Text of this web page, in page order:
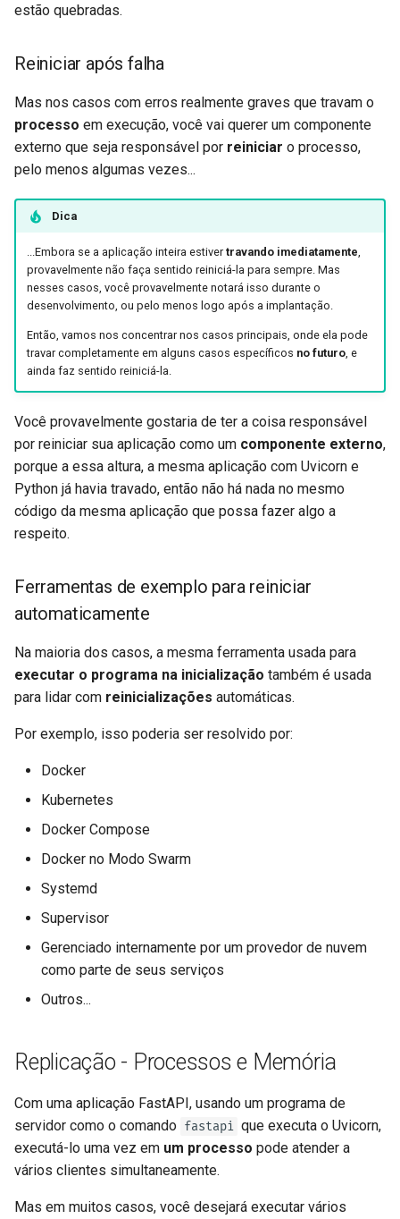
estão quebradas.
Reiniciar após falha
Mas nos casos com erros realmente graves que travam o
processo em execução, você vai querer um componente
externo que seja responsável por reiniciar o processo,
pelo menos algumas vezes...
Dica
...Embora se a aplicação inteira estivertravando imediatamente,
provavelmente não faça sentido reiniciá-la para sempre. Mas
nesses casos, você provavelmente notará isso durante o
desenvolvimento, ou pelo menos logo após a implantação.
Então, vamos nos concentrar nos casos principais, onde ela pode
travar completamente em alguns casos específicos no futuro, e
ainda faz sentido reiniciá-la.
Você provavelmente gostaria de ter a coisa responsável
por reiniciar sua aplicação como um componente externo,
porque a essa altura, a mesma aplicação com Uvicorn e
Python já havia travado, então não há nada no mesmo
código da mesma aplicação que possa fazer algo a
respeito.
Ferramentas de exemplo para reiniciar
automaticamente
Na maioria dos casos, a mesma ferramenta usada para
executar o programa na inicialização também é usada
para lidar com reinicializações automáticas.
Por exemplo, isso poderia ser resolvido por:
Docker
Kubernetes
Docker Compose
Docker no Modo Swarm
Systemd
Supervisor
Gerenciado internamente por um provedor de nuvem
como parte de seus serviços
Outros...
Replicação - Processos e Memória
Com uma aplicação FastAPI, usando um programa de
servidor como o comando fastapi que executa o Uvicorn,
executá-lo uma vez em um processo pode atender a
vários clientes simultaneamente.
Mas em muitos casos, você desejará executar vários